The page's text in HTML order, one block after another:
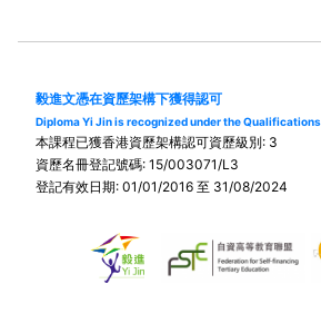
毅進文憑在資歷架構下獲得認可
Diploma Yi Jin is recognized under the
本課程已獲香港資歷架構認可資歷級別: 3
資歷名冊登記號碼: 15/003071/L3
登記有效日期: 01/01/2016 至 31/08/2024